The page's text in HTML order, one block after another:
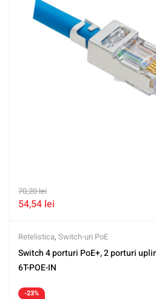
70,20lei
54,54 lei
Retelistica, Switch-uri PoE
Switch 4 porturi PoE+, 2 porturi
6T-POE-IN
-23%